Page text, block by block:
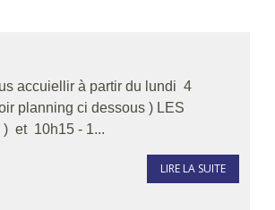
accuiellir à partir du lundi 4
planning ci dessous ) LES
) et 10h15 - 1...
LIRE LA SUITE